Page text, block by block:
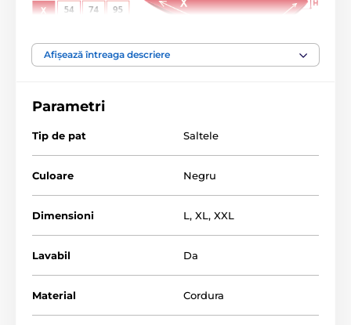
Culcușul Reedogeste un culcuș confortabil și moale
calitate și rezistent împiedică rostogolirea saltelei,
astfel încât câinele dvs. va avea permanent un somn
liniștit. Îmbogățiți-vă casa cu salteaua luxoasă Reedog
în culoarea Elis Black. Datorită husei detașabile, puteți
curăța salteaua oricând.
Afișează întreaga descriere
Parametri
Tip de pat Saltele
Culoare Negru
Dimensioni L, XL, XXL
Lavabil Da
Material Cordura